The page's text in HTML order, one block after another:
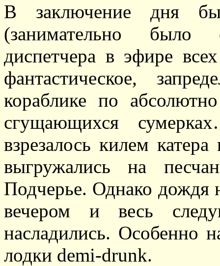
В заключение дня
(занимательно было
диспетчера в эфире
фантастическое,
кораблике по
сгущающихся
взрезалось килем
выгружались на
Подчерье. Однако дождя
вечером и весь
насладились. Особенно
лодки demi-drunk.